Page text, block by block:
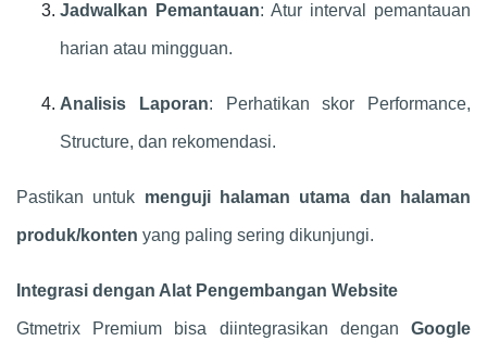
Jadwalkan Pemantauan: Atur interval pemantauan
harian atau mingguan.
Analisis Laporan: Perhatikan skor Performance,
Structure, dan rekomendasi.
Pastikan untuk menguji halaman utama dan halaman
produk/konten yang paling sering dikunjungi.
Integrasi dengan Alat Pengembangan Website
Gtmetrix Premium bisa diintegrasikan dengan Google